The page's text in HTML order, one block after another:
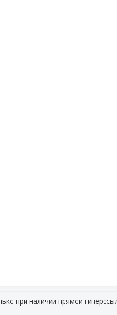
при наличии прямой